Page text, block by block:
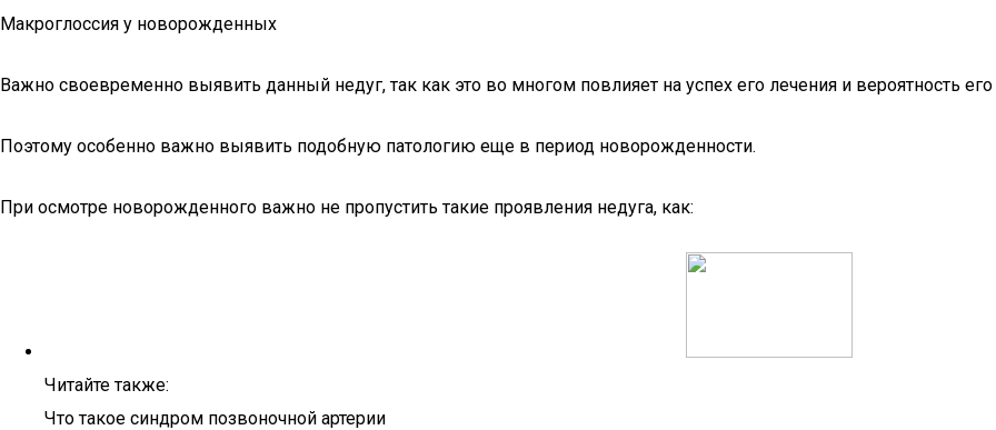
Макроглоссия у новорожденных
Важно своевременно выявить данный недуг, так как это во многом повлияет на успех его лечения и вероятность
Поэтому особенно важно выявить подобную патологию еще в период новорожденности.
При осмотре новорожденного важно не пропустить такие проявления недуга, как:
Читайте также:
Что такое синдром позвоночной артерии